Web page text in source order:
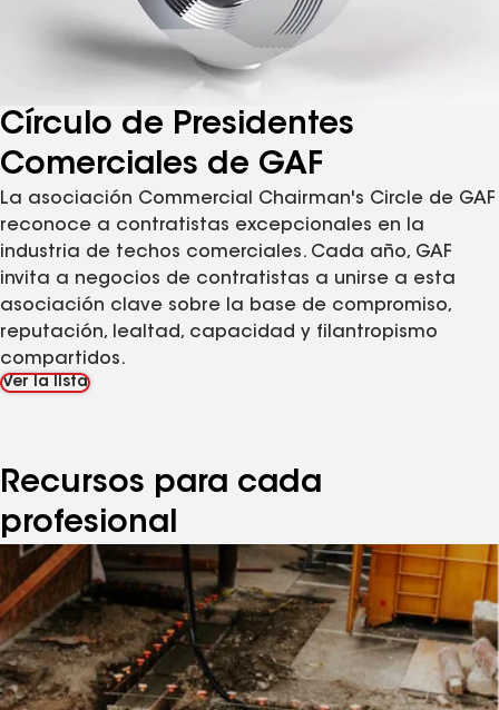
Círculo de Presidentes
Comerciales de GAF
La asociación Commercial Chairman's Circle de GAF
reconoce a contratistas excepcionales en la
industria de techos comerciales. Cada año, GAF
invita a negocios de contratistas a unirse a esta
asociación clave sobre la base de compromiso,
reputación, lealtad, capacidad y filantropismo
compartidos.
Ver la lista
Recursos para cada
profesional